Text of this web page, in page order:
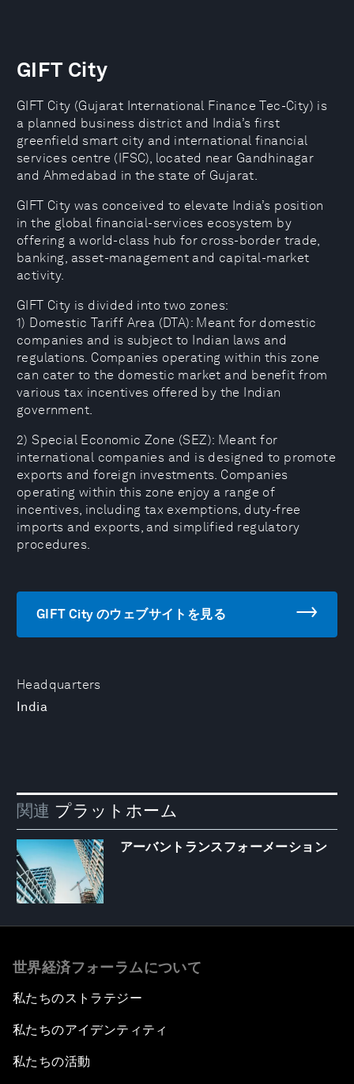
Headquarters
India
GIFT City
GIFT City (Gujarat International Finance Tec-City) is
a planned business district and India’s first
greenfield smart city and international financial
services centre (IFSC), located near Gandhinagar
and Ahmedabad in the state of Gujarat.
GIFT City was conceived to elevate India’s position
in the global financial-services ecosystem by
offering a world-class hub for cross-border trade,
banking, asset-management and capital-market
activity.
GIFT City is divided into two zones:
1) Domestic Tariff Area (DTA): Meant for domestic
companies and is subject to Indian laws and
regulations. Companies operating within this zone
can cater to the domestic market and benefit from
various tax incentives offered by the Indian
government.
2) Special Economic Zone (SEZ): Meant for
international companies and is designed to promote
exports and foreign investments. Companies
operating within this zone enjoy a range of
incentives, including tax exemptions, duty-free
imports and exports, and simplified regulatory
procedures.
GIFT City のウェブサイトを見る
関連 プラットホーム
アーバントランスフォーメーション
世界経済フォーラムについて
私たちのストラテジー
私たちのアイデンティティ
私たちの活動